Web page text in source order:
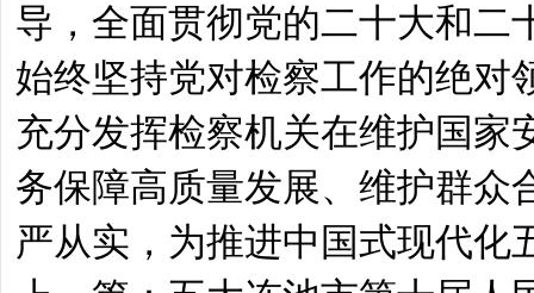
导，全面贯彻党的二十大和二
始终坚持党对检察工作的绝对
充分发挥检察机关在维护国家
务保障高质量发展、维护群众
严从实，为推进中国式现代化